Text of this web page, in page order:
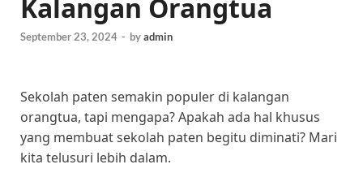
Kalangan Orangtua
September 23, 2024 - byadmin
Sekolah paten semakin populer di kalangan
orangtua, tapi mengapa? Apakah ada hal khusus
yang membuat sekolah paten begitu diminati? Mari
kita telusuri lebih dalam.